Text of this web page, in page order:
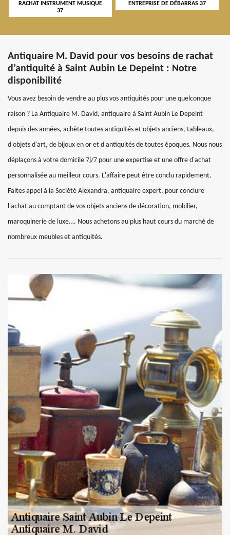
RACHAT INSTRUMENT MUSIQUE
37
ENTREPRISE DE DÉBARRAS 37
Antiquaire M. David pour vos besoins de rachat
d’antiquité à Saint Aubin Le Depeint : Notre
disponibilité
Vous avez besoin de vendre au plus vos antiquités pour une quelconque
raison ? La Antiquaire M. David, antiquaire à Saint Aubin Le Depeint
depuis des années, achète toutes antiquités et objets anciens, tableaux,
d'objets d'art, de bijoux en or et d'antiquités de toutes époques. Nous nous
déplaçons à votre domicile 7j/7 pour une expertise et une offre d'achat
personnalisée au meilleur cours. L'affaire peut être conclu rapidement.
Faites appel à la Société Alexandra, antiquaire expert, pour conclure
l'achat au comptant de vos objets anciens de décoration, mobilier,
maroquinerie de luxe…. Nous achetons au plus haut cours du marché de
nombreux meubles et antiquités.